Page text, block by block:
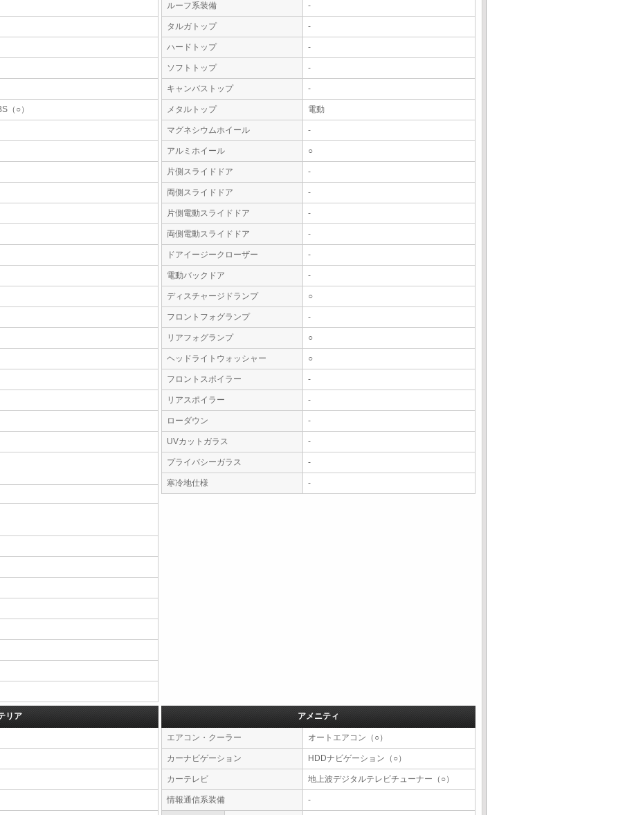
（○）
ルーフ系装備 -
タルガトップ -
ハードトップ -
ソフトトップ -
キャンバストップ -
メタルトップ 電動
マグネシウムホイール -
アルミホイール ○
片側スライドドア -
両側スライドドア -
片側電動スライドドア -
両側電動スライドドア -
ドアイージークローザー -
電動バックドア -
ディスチャージドランプ ○
フロントフォグランプ -
リアフォグランプ ○
ヘッドライトウォッシャー ○
フロントスポイラー -
リアスポイラー -
ローダウン -
UVカットガラス -
プライバシーガラス -
寒冷地仕様 -
リア アメニティ
エアコン・クーラー オートエアコン（○）
カーナビゲーション HDDナビゲーション（○）
カーテレビ 地上波デジタルテレビチューナー（○）
情報通信系装備 -